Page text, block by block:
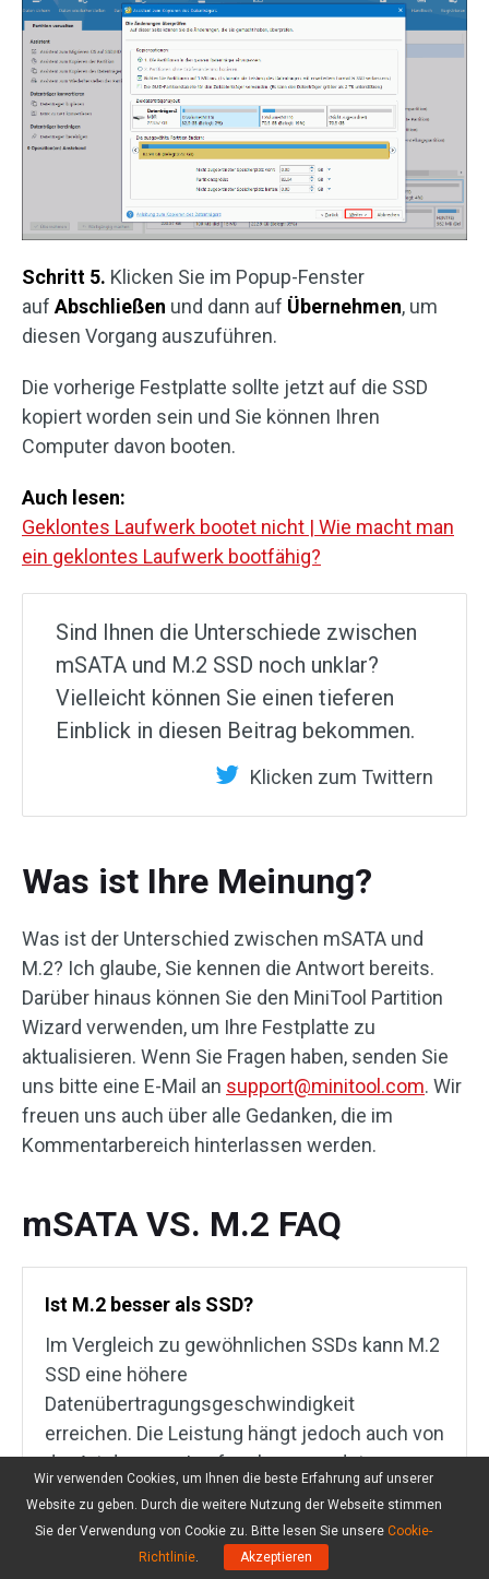
Schritt 5. Klicken Sie im Popup-Fenster
auf Abschließen und dann auf Übernehmen, um
diesen Vorgang auszuführen.
Die vorherige Festplatte sollte jetzt auf die SSD
kopiert worden sein und Sie können Ihren
Computer davon booten.
Auch lesen:
Geklontes Laufwerk bootet nicht | Wie macht man
ein geklontes Laufwerk bootfähig?
Sind Ihnen die Unterschiede zwischen
mSATA und M.2 SSD noch unklar?
Vielleicht können Sie einen tieferen
Einblick in diesen Beitrag bekommen.
Klicken zum Twittern
Was ist Ihre Meinung?
Was ist der Unterschied zwischen mSATA und
M.2? Ich glaube, Sie kennen die Antwort bereits.
Darüber hinaus können Sie den MiniTool Partition
Wizard verwenden, um Ihre Festplatte zu
aktualisieren. Wenn Sie Fragen haben, senden Sie
uns bitte eine E-Mail an support@minitool.com. Wir
freuen uns auch über alle Gedanken, die im
Kommentarbereich hinterlassen werden.
mSATA VS. M.2 FAQ
Ist M.2 besser als SSD?
Im Vergleich zu gewöhnlichen SSDs kann M.2
SSD eine höhere
Datenübertragungsgeschwindigkeit
erreichen. Die Leistung hängt jedoch auch von
der Art des vom Laufwerk verwendeten
Schnittstellenanschlusses ab. SATA-basierte
M.2-SSDs haben relativ langsame
Datenübertragungsgeschwindigkeiten,
Wir verwenden Cookies, um Ihnen die beste Erfahrung auf unserer
Website zu geben. Durch die weitere Nutzung der Webseite stimmen
Sie der Verwendung von Cookie zu. Bitte lesen Sie unsere Cookie-
Richtlinie. Akzeptieren